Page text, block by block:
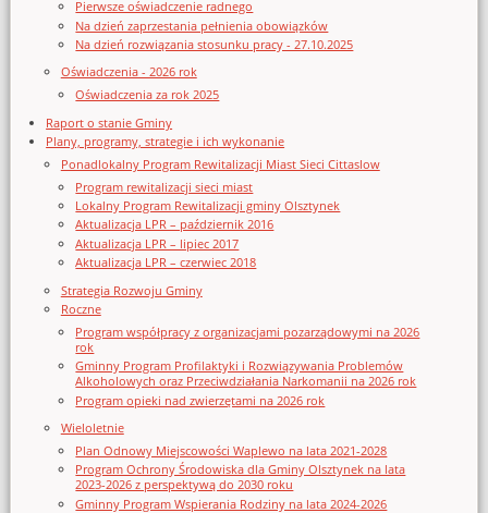
Pierwsze oświadczenie radnego
Na dzień zaprzestania pełnienia obowiązków
Na dzień rozwiązania stosunku pracy - 27.10.2025
Oświadczenia - 2026 rok
Oświadczenia za rok 2025
Raport o stanie Gminy
Plany, programy, strategie i ich wykonanie
Ponadlokalny Program Rewitalizacji Miast Sieci Cittaslow
Program rewitalizacji sieci miast
Lokalny Program Rewitalizacji gminy Olsztynek
Aktualizacja LPR – październik 2016
Aktualizacja LPR – lipiec 2017
Aktualizacja LPR – czerwiec 2018
Strategia Rozwoju Gminy
Roczne
Program współpracy z organizacjami pozarządowymi na 2026
rok
Gminny Program Profilaktyki i Rozwiązywania Problemów
Alkoholowych oraz Przeciwdziałania Narkomanii na 2026 rok
Program opieki nad zwierzętami na 2026 rok
Wieloletnie
Plan Odnowy Miejscowości Waplewo na lata 2021-2028
Program Ochrony Środowiska dla Gminy Olsztynek na lata
2023-2026 z perspektywą do 2030 roku
Gminny Program Wspierania Rodziny na lata 2024-2026